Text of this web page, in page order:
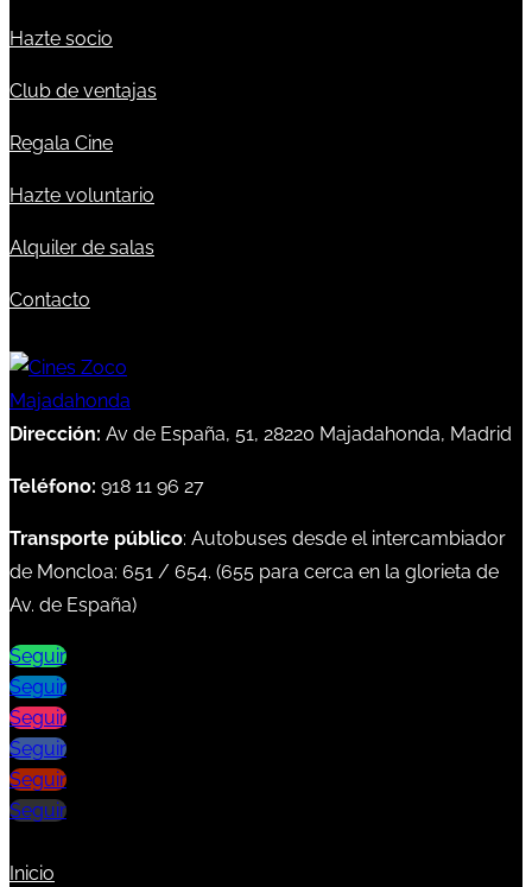
Hazte socio
Club de ventajas
Regala Cine
Hazte voluntario
Alquiler de salas
Contacto
Dirección: Av de España, 51, 28220 Majadahonda, Madrid
Teléfono: 918 11 96 27
Transporte público: Autobuses desde el intercambiador
de Moncloa: 651 / 654. (655 para cerca en la glorieta de
Av. de España)
Seguir
Seguir
Seguir
Seguir
Seguir
Seguir
Inicio